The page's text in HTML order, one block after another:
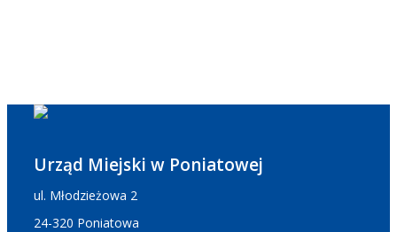
Urząd Miejski w Poniatowej
ul. Młodzieżowa 2
24-320 Poniatowa